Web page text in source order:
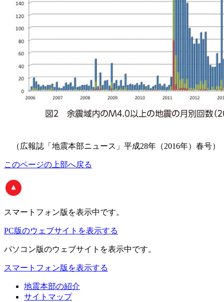
（広報誌「地震本部ニュース」平成28年（2016年）春号）
このページの上部へ戻る
スマートフォン版 を表示中です。
PC版のウェブサイトを表示する
パソコン版のウェブサイトを表示中です。
スマートフォン版を表示する
地震本部の紹介
サイトマップ